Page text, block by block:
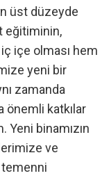
üst düzeyde
eğitiminin,
içe olması hem
yeni bir
zamanda
önemli katkılar
Yeni binamızın
ve